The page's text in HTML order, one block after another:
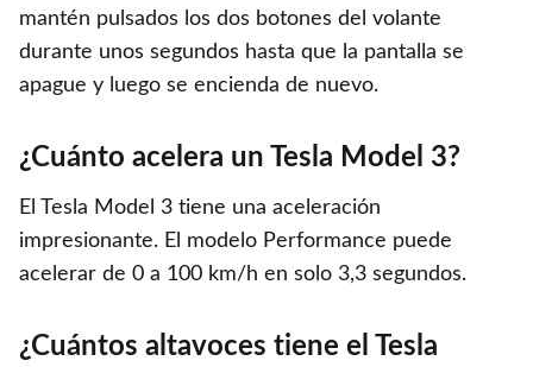
mantén pulsados los dos botones del volante
durante unos segundos hasta que la pantalla se
apague y luego se encienda de nuevo.
¿Cuánto acelera un Tesla Model 3?
El Tesla Model 3 tiene una aceleración
impresionante. El modelo Performance puede
acelerar de 0 a 100 km/h en solo 3,3 segundos.
¿Cuántos altavoces tiene el Tesla